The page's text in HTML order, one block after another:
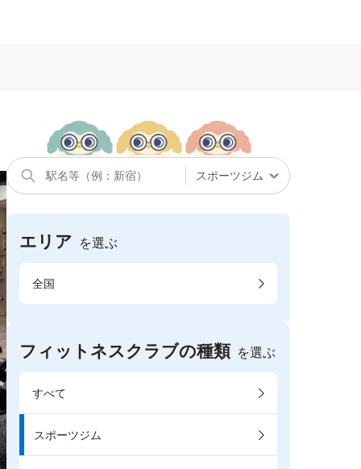
エリア を選ぶ
全国
フィットネスクラブの種類 を選ぶ
すべて
スポーツジム